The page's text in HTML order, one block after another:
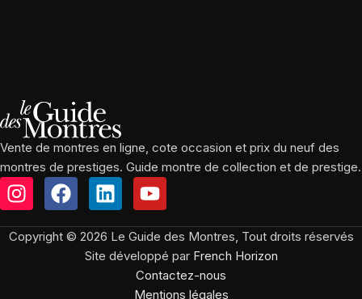
Vente de montres en ligne, cote occasion et prix du neuf des
montres de prestiges. Guide montre de collection et de prestige.
Copyright © 2026 Le Guide des Montres, Tout droits réservés
Site développé par French Horizon
Contactez-nous
Mentions légales